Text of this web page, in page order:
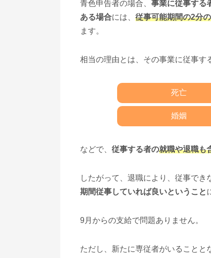
青色申告者の場合、 事業に従事する
ある場合には、 従事可能期間の2分
ます。
相当の理由とは、その事業に従事す
死亡
婚姻
などで、 従事する者の就職や退職も
したがって、退職により、従事でき
期間従事していれば良いということ
9月からの支給で問題ありません。
ただし、新たに専従者がいることと